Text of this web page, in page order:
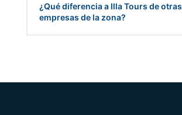
¿Qué diferencia a Illa Tours de otras
empresas de la zona?